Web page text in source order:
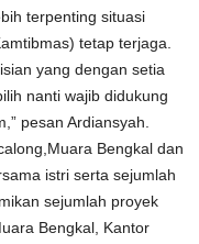
terpenting situasi
tetap terjaga.
yang dengan setia
nanti wajib didukung
pesan Ardiansyah.
Bengkal dan
istri serta sejumlah
sejumlah proyek
Bengkal, Kantor